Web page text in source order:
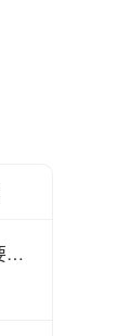
通快推出新一代光纤激光器 适用于高要求的工业焊接和切割应用